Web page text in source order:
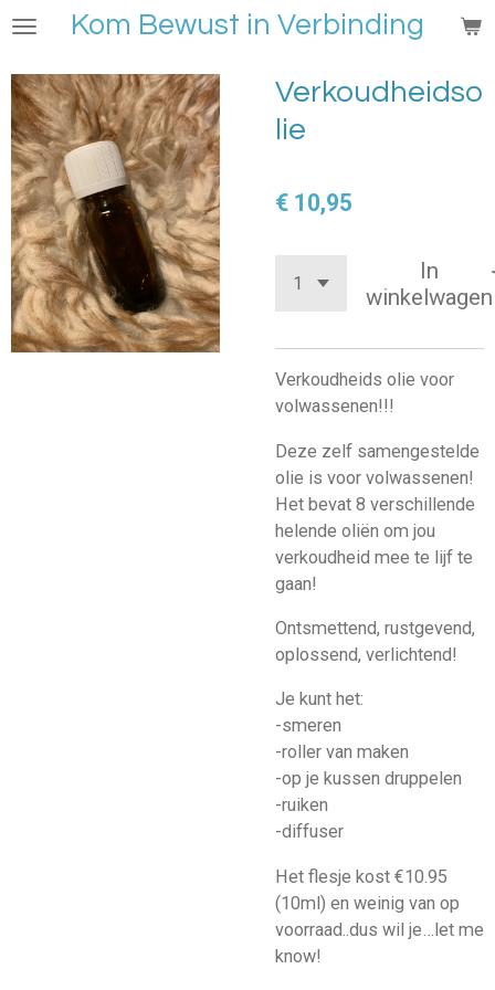
Ga
naar
de
hoofdinhoud
Kom Bewust in Verbinding
Verkoudheidso
lie
€ 10,95
In
winkelwagen
Verkoudheids olie voor
volwassenen!!!
Deze zelf samengestelde
olie is voor volwassenen!
Het bevat 8 verschillende
helende oliën om jou
verkoudheid mee te lijf te
gaan!
Ontsmettend, rustgevend,
oplossend, verlichtend!
Je kunt het:
-smeren
-roller van maken
-op je kussen druppelen
-ruiken
-diffuser
Het flesje kost €10.95
(10ml) en weinig van op
voorraad..dus wil je…let me
know!